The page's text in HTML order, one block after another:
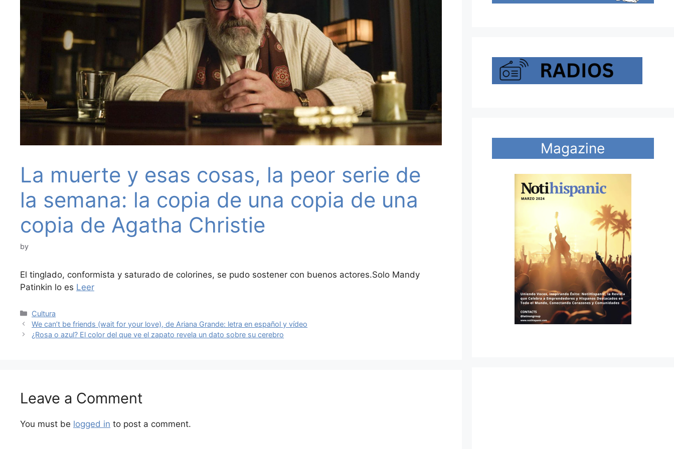
La muerte y esas cosas, la peor serie de
la semana: la copia de una copia de una
copia de Agatha Christie
by
El tinglado, conformista y saturado de colorines, se pudo sostener con buenos actores.Solo Mandy
Patinkin lo es Leer
Categories
Cultura
We can’t be friends (wait for your love), de Ariana Grande: letra en español y vídeo
¿Rosa o azul? El color del que ve el zapato revela un dato sobre su cerebro
Leave a Comment
You must be logged in to post a comment.
Magazine